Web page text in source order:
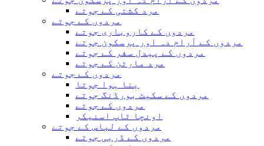
مرد کشتی کے جوتے
مردوں کے جوتے
مردوں کے کاروباری جوتے
مردوں کے آرام دہ اور پرسکون جوتے
مردوں کے پیدل سفر کے جوتے
مرد مارٹن کے جوتے
مردوں کے جوتے
بنا ہوا جوتا
مردوں کے سکیٹ بورڈنگ جوتے
مردوں کے جوتے
اونچا ٹاپ اسنیکر
مردوں کے لباس کے جوتے
مردوں کے ڈربی جوتے